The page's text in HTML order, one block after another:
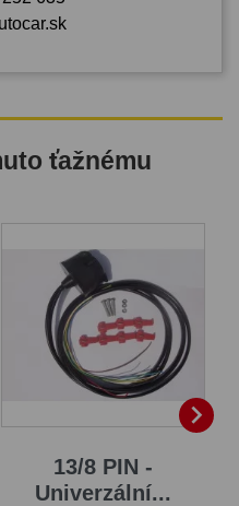
ťažnému
13/8 PIN -
Univerzální...
